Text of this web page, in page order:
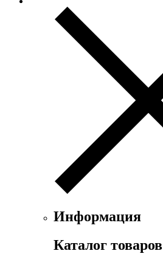
Информация
Каталог товаров